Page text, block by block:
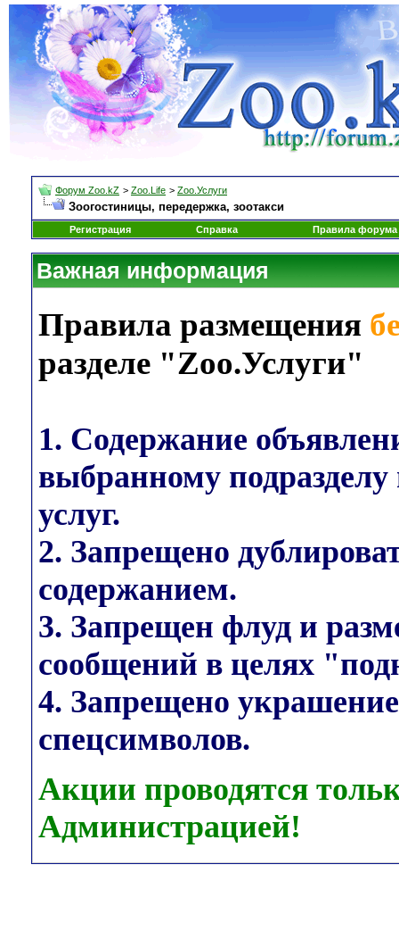
Форум Zoo.kZ > Zoo.Life > Zoo.Услуги
Зоогостиницы, передержка, зоотакси
Регистрация Справка Правила форума
Важная информация
Правила размещения
разделе "Zoo.Услуги"
1. Содержание
выбранному
услуг.
2. Запрещено
содержанием.
3. Запрещен флуд и
сообщений в целях
4. Запрещено
спецсимволов.
Акции проводятся
Администрацией!